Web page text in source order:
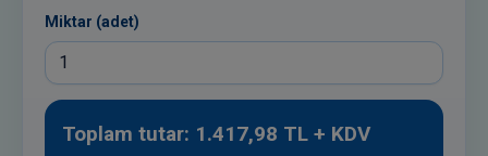
Miktar (adet)
Toplam tutar: 1.417,98 TL + KDV